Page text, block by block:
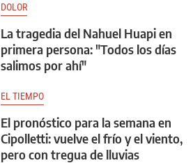
DOLOR
La tragedia del Nahuel Huapi en
primera persona: "Todos los días
salimos por ahí"
EL TIEMPO
El pronóstico para la semana en
Cipolletti: vuelve el frío y el viento,
pero con tregua de lluvias